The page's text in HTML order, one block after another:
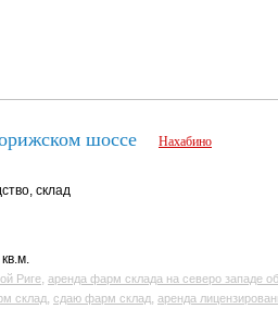
шоссе Нахабино
склад
Риге, аренда фарм склада на северо западе
склад, сдаю фарм склад, аренда